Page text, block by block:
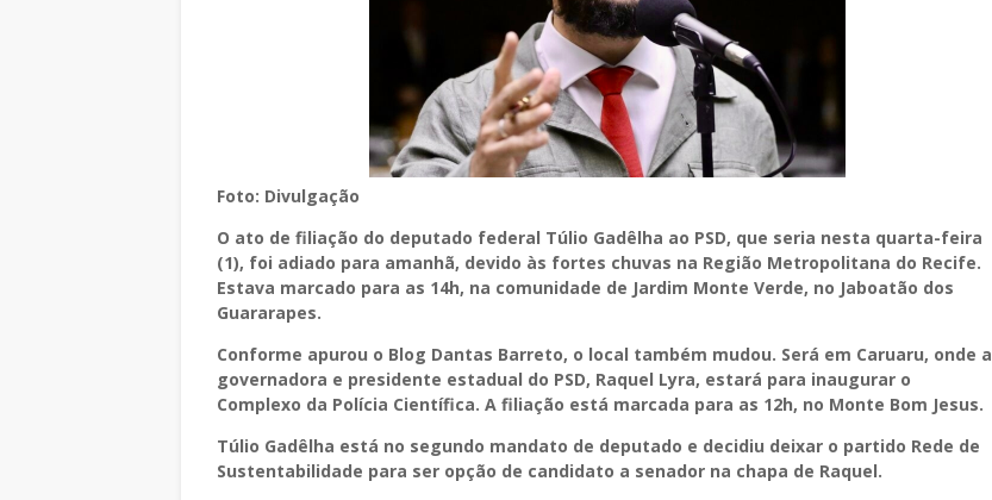
Foto: Divulgação
O ato de filiação do deputado federal Túlio Gadêlha ao PSD, que seria nesta quarta-feira
(1), foi adiado para amanhã, devido às fortes chuvas na Região Metropolitana do Recife.
Estava marcado para as 14h, na comunidade de Jardim Monte Verde, no Jaboatão dos
Guararapes.
Conforme apurou o Blog Dantas Barreto, o local também mudou. Será em Caruaru, onde a
governadora e presidente estadual do PSD, Raquel Lyra, estará para inaugurar o
Complexo da Polícia Científica. A filiação está marcada para as 12h, no Monte Bom Jesus.
Túlio Gadêlha está no segundo mandato de deputado e decidiu deixar o partido Rede de
Sustentabilidade para ser opção de candidato a senador na chapa de Raquel.